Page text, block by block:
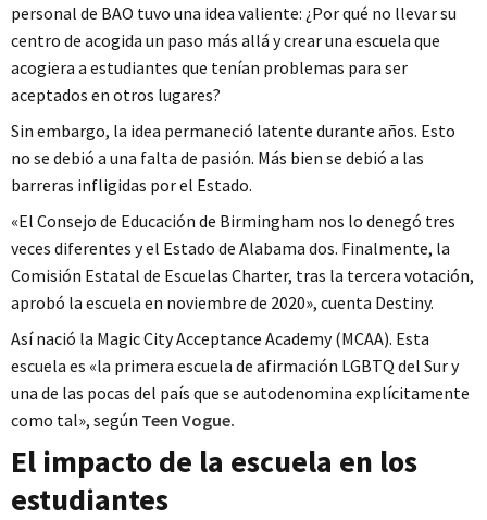
personal de BAO tuvo una idea valiente: ¿Por qué no llevar su
centro de acogida un paso más allá y crear una escuela que
acogiera a estudiantes que tenían problemas para ser
aceptados en otros lugares?
Sin embargo, la idea permaneció latente durante años. Esto
no se debió a una falta de pasión. Más bien se debió a las
barreras infligidas por el Estado.
«El Consejo de Educación de Birmingham nos lo denegó tres
veces diferentes y el Estado de Alabama dos. Finalmente, la
Comisión Estatal de Escuelas Charter, tras la tercera votación,
aprobó la escuela en noviembre de 2020», cuenta Destiny.
Así nació la Magic City Acceptance Academy (MCAA). Esta
escuela es «la primera escuela de afirmación LGBTQ del Sur y
una de las pocas del país que se autodenomina explícitamente
como tal», según Teen Vogue.
El impacto de la escuela en los
estudiantes